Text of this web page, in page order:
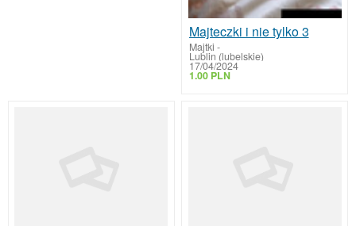
Majteczki i nie tylko 3
Majtki -
Lublin (lubelskie)
17/04/2024
1.00 PLN